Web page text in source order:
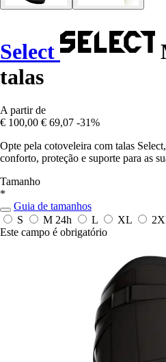
Select
talas
A partir de
€ 100,00 € 69,07 -31%
Opte pela cotoveleira com talas
conforto, proteção e suporte para as
Tamanho
*
Guia de tamanhos
S
M 24h L XL
Este campo é obrigatório